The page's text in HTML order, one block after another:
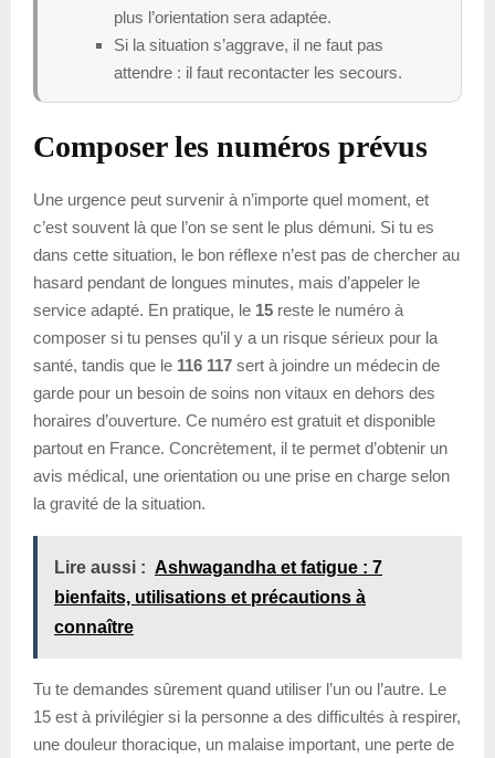
plus l’orientation sera adaptée.
Si la situation s’aggrave, il ne faut pas
attendre : il faut recontacter les secours.
Composer les numéros prévus
Une urgence peut survenir à n’importe quel moment, et
c’est souvent là que l’on se sent le plus démuni. Si tu es
dans cette situation, le bon réflexe n’est pas de chercher au
hasard pendant de longues minutes, mais d’appeler le
service adapté. En pratique, le 15 reste le numéro à
composer si tu penses qu’il y a un risque sérieux pour la
santé, tandis que le 116 117 sert à joindre un médecin de
garde pour un besoin de soins non vitaux en dehors des
horaires d’ouverture. Ce numéro est gratuit et disponible
partout en France. Concrètement, il te permet d’obtenir un
avis médical, une orientation ou une prise en charge selon
la gravité de la situation.
Lire aussi : Ashwagandha et fatigue : 7
bienfaits, utilisations et précautions à
connaître
Tu te demandes sûrement quand utiliser l’un ou l’autre. Le
15 est à privilégier si la personne a des difficultés à respirer,
une douleur thoracique, un malaise important, une perte de